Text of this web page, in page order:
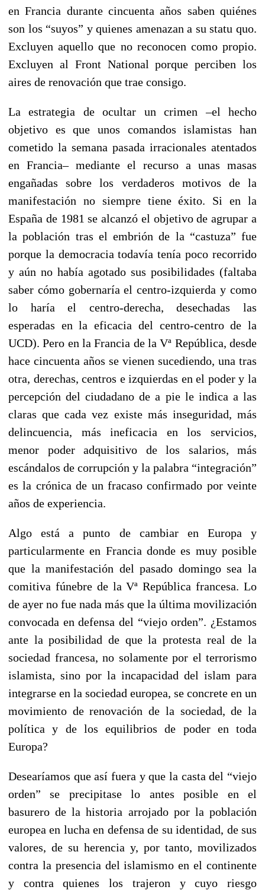
en Francia durante cincuenta años saben quiénes
son los “suyos” y quienes amenazan a su statu quo.
Excluyen aquello que no reconocen como propio.
Excluyen al Front National porque perciben los
aires de renovación que trae consigo.
La estrategia de ocultar un crimen –el hecho
objetivo es que unos comandos islamistas han
cometido la semana pasada irracionales atentados
en Francia– mediante el recurso a unas masas
engañadas sobre los verdaderos motivos de la
manifestación no siempre tiene éxito. Si en la
España de 1981 se alcanzó el objetivo de agrupar a
la población tras el embrión de la “castuza” fue
porque la democracia todavía tenía poco recorrido
y aún no había agotado sus posibilidades (faltaba
saber cómo gobernaría el centro-izquierda y como
lo haría el centro-derecha, desechadas las
esperadas en la eficacia del centro-centro de la
UCD). Pero en la Francia de la Vª República, desde
hace cincuenta años se vienen sucediendo, una tras
otra, derechas, centros e izquierdas en el poder y la
percepción del ciudadano de a pie le indica a las
claras que cada vez existe más inseguridad, más
delincuencia, más ineficacia en los servicios,
menor poder adquisitivo de los salarios, más
escándalos de corrupción y la palabra “integración”
es la crónica de un fracaso confirmado por veinte
años de experiencia.
Algo está a punto de cambiar en Europa y
particularmente en Francia donde es muy posible
que la manifestación del pasado domingo sea la
comitiva fúnebre de la Vª República francesa. Lo
de ayer no fue nada más que la última movilización
convocada en defensa del “viejo orden”. ¿Estamos
ante la posibilidad de que la protesta real de la
sociedad francesa, no solamente por el terrorismo
islamista, sino por la incapacidad del islam para
integrarse en la sociedad europea, se concrete en un
movimiento de renovación de la sociedad, de la
política y de los equilibrios de poder en toda
Europa?
Desearíamos que así fuera y que la casta del “viejo
orden” se precipitase lo antes posible en el
basurero de la historia arrojado por la población
europea en lucha en defensa de su identidad, de sus
valores, de su herencia y, por tanto, movilizados
contra la presencia del islamismo en el continente
y contra quienes los trajeron y cuyo riesgo